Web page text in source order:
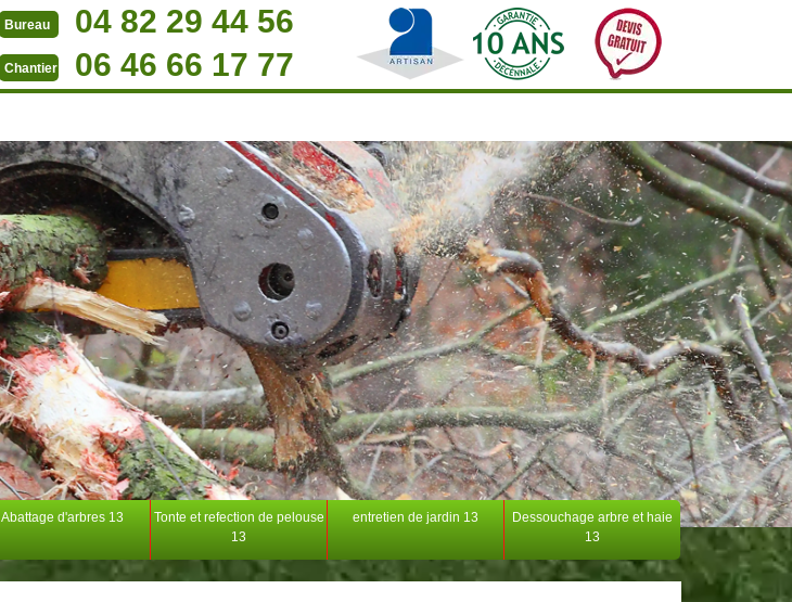
Bureau 04 82 29 44 56
Chantier 06 46 66 17 77
Abattage d'arbres 13
Tonte et refection de pelouse
13
entretien de jardin 13
Dessouchage arbre et haie
13